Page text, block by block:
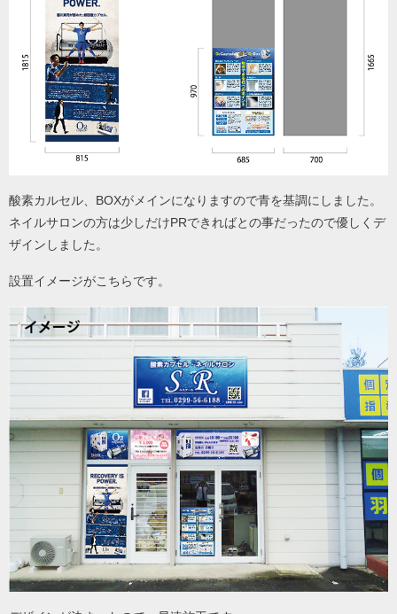
酸素カルセル、BOXがメインになりますので青を基調にしました。
ネイルサロンの方は少しだけPRできればとの事だったので優しくデ
ザインしました。
設置イメージがこちらです。